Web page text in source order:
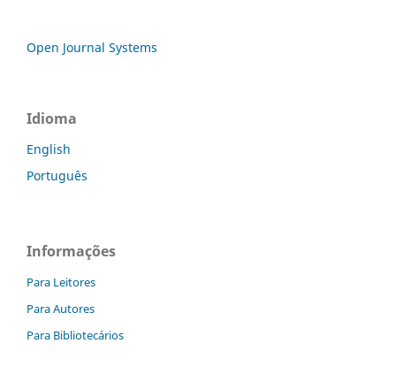
Open Journal Systems
Idioma
English
Português
Informações
Para Leitores
Para Autores
Para Bibliotecários